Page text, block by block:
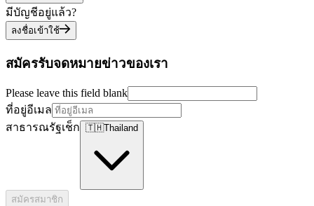
มีบัญชีอยู่แล้ว?
ลงชื่อเข้าใช้
สมัครรับจดหมายข่าวของเรา
Please leave this field blank
ที่อยู่อีเมล
สาธารณรัฐเช็ก 🇹🇭Thailand
สมัครสมาชิก